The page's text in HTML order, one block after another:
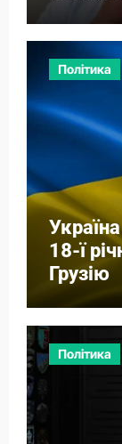
Політика
18-ї
Грузію
Політика